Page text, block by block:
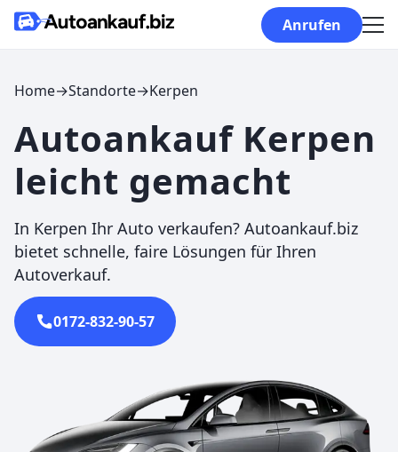
Skip to content
Anrufen
Home→Standorte→Kerpen
Autoankauf Kerpen
leicht gemacht
In Kerpen Ihr Auto verkaufen? Autoankauf.biz
bietet schnelle, faire Lösungen für Ihren
Autoverkauf.
0172-832-90-57